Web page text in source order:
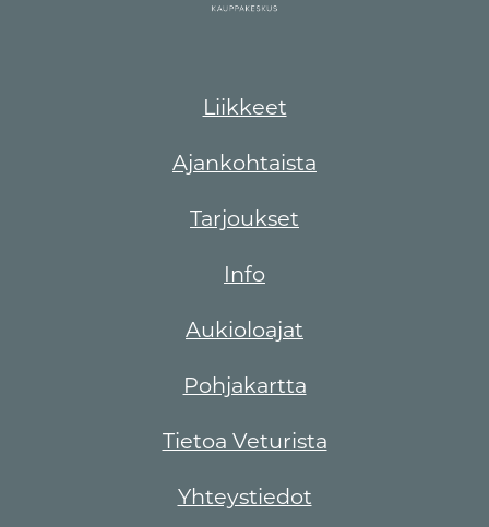
Liikkeet
Ajankohtaista
Tarjoukset
Info
Aukioloajat
Pohjakartta
Tietoa Veturista
Yhteystiedot